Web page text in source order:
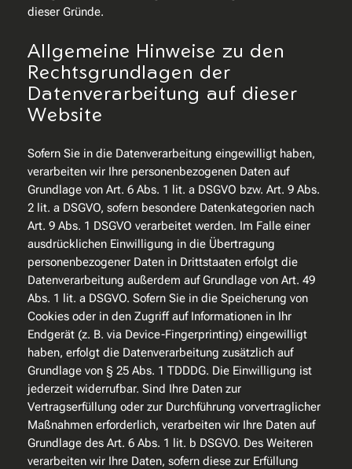
dieser Gründe.
Allgemeine Hinweise zu den
Rechtsgrundlagen der
Datenverarbeitung auf dieser
Website
Sofern Sie in die Datenverarbeitung eingewilligt haben,
verarbeiten wir Ihre personenbezogenen Daten auf
Grundlage von Art. 6 Abs. 1 lit. a DSGVO bzw. Art. 9 Abs.
2 lit. a DSGVO, sofern besondere Datenkategorien nach
Art. 9 Abs. 1 DSGVO verarbeitet werden. Im Falle einer
ausdrücklichen Einwilligung in die Übertragung
personenbezogener Daten in Drittstaaten erfolgt die
Datenverarbeitung außerdem auf Grundlage von Art. 49
Abs. 1 lit. a DSGVO. Sofern Sie in die Speicherung von
Cookies oder in den Zugriff auf Informationen in Ihr
Endgerät (z. B. via Device-Fingerprinting) eingewilligt
haben, erfolgt die Datenverarbeitung zusätzlich auf
Grundlage von § 25 Abs. 1 TDDDG. Die Einwilligung ist
jederzeit widerrufbar. Sind Ihre Daten zur
Vertragserfüllung oder zur Durchführung vorvertraglicher
Maßnahmen erforderlich, verarbeiten wir Ihre Daten auf
Grundlage des Art. 6 Abs. 1 lit. b DSGVO. Des Weiteren
verarbeiten wir Ihre Daten, sofern diese zur Erfüllung